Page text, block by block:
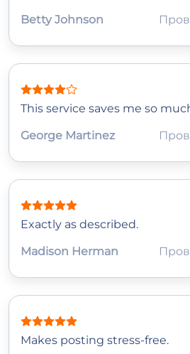
Betty Johnson
This service saves me so
George Martinez
Exactly as described.
Madison Herman
Makes posting stress-free.